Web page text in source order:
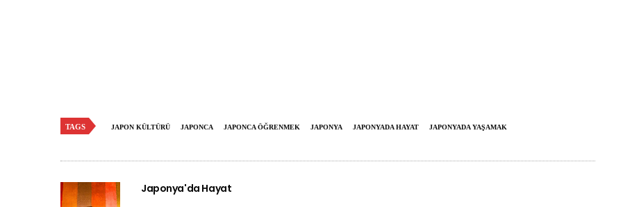
TAGS JAPON KÜLTÜRÜ JAPONCA JAPONCA ÖĞRENMEK JAPONYA JAPONYADA HAYAT JAPONYADA YAŞAMAK
Japonya'da Hayat